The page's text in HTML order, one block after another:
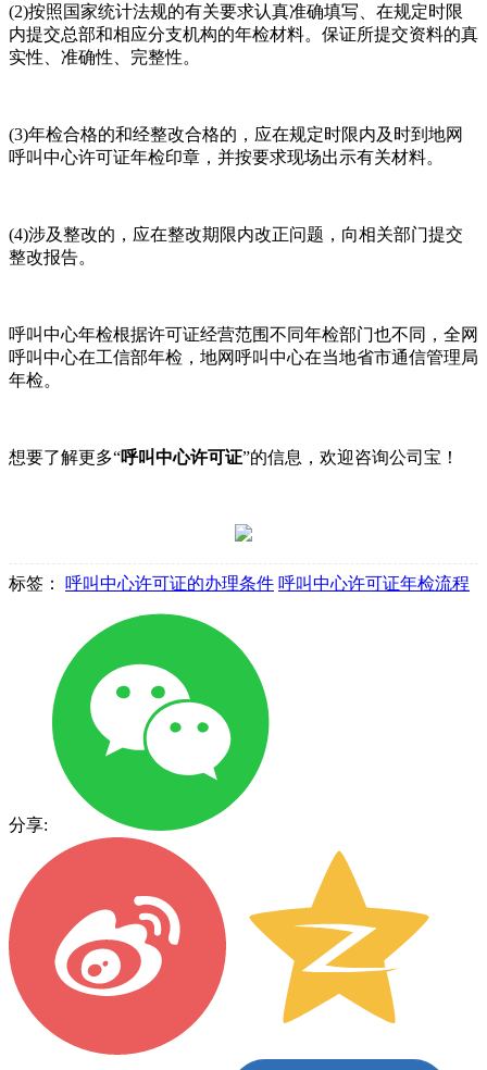
(2)按照国家统计法规的有关要求认真准确填写、在规定时限
内提交总部和相应分支机构的年检材料。保证所提交资料的真
实性、准确性、完整性。
(3)年检合格的和经整改合格的，应在规定时限内及时到地网
呼叫中心许可证年检印章，并按要求现场出示有关材料。
(4)涉及整改的，应在整改期限内改正问题，向相关部门提交
整改报告。
呼叫中心年检根据许可证经营范围不同年检部门也不同，全网
呼叫中心在工信部年检，地网呼叫中心在当地省市通信管理局
年检。
想要了解更多“呼叫中心许可证”的信息，欢迎咨询公司宝！
标签： 呼叫中心许可证的办理条件 呼叫中心许可证年检流程
分享: